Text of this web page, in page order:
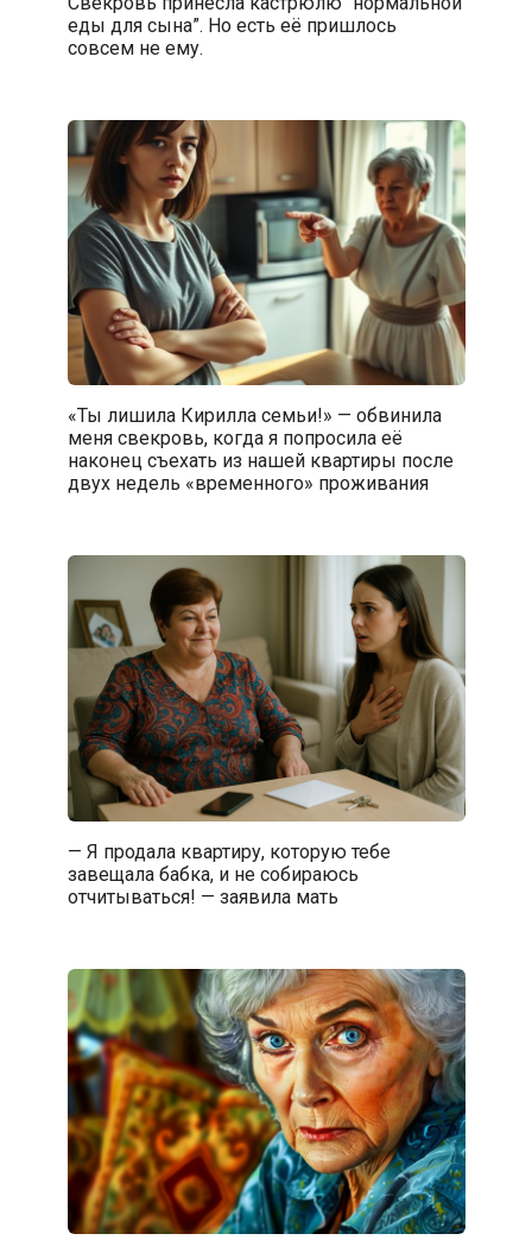
еды для сына”. Но есть её пришлось
совсем не ему.
«Ты лишила Кирилла семьи!» — обвинила
меня свекровь, когда я попросила её
наконец съехать из нашей квартиры после
двух недель «временного» проживания
— Я продала квартиру, которую тебе
завещала бабка, и не собираюсь
отчитываться! — заявила мать